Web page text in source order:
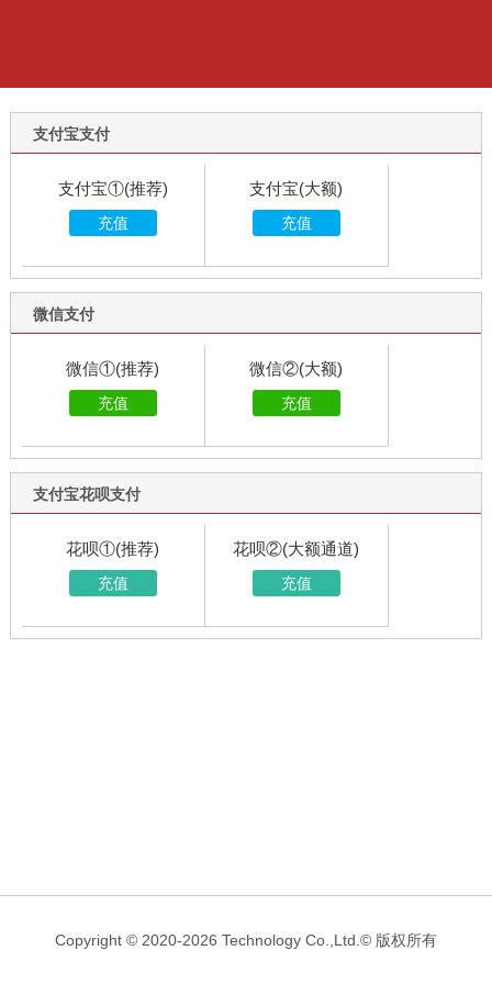
支付宝支付
支付宝①(推荐)
充值
支付宝(大额)
充值
微信支付
微信①(推荐)
充值
微信②(大额)
充值
支付宝花呗支付
花呗①(推荐)
充值
花呗②(大额通道)
充值
Copyright © 2020-2026 Technology Co.,Ltd.© 版权所有